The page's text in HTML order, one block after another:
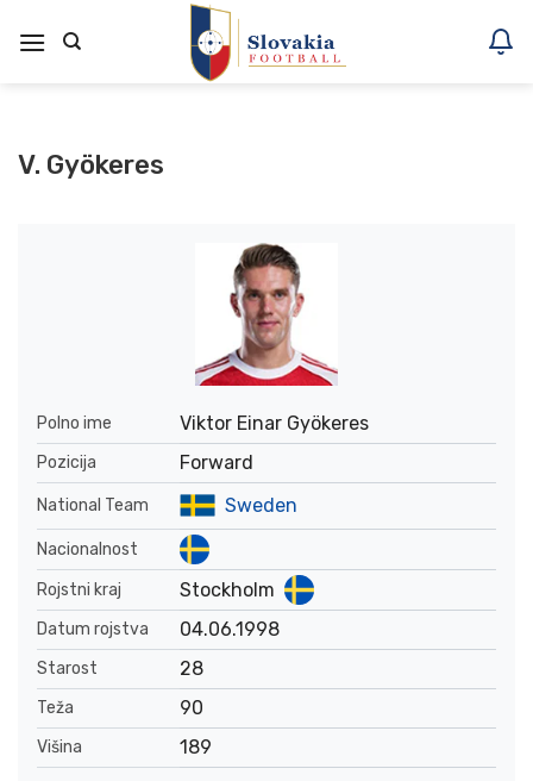
na
V. Gyökeres
Polno ime Viktor Einar Gyökeres
Pozicija Forward
National Team Sweden
Nacionalnost
Rojstni kraj
Stockholm
Datum rojstva 04.06.1998
Starost 28
Teža 90
Višina 189